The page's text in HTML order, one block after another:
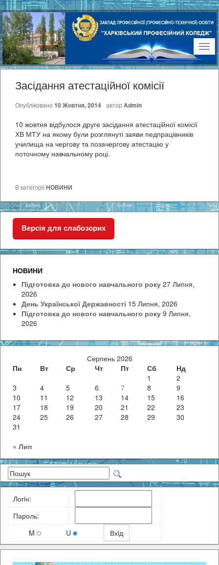
Засідання атестаційної комісії
Опубліковано 10 Жовтня, 2014 автор Admin
10 жовтня відбулося друге засідання атестаційної комісії
ХВ МТУ на якому були розглянуті заяви педпрацівників
училища на чергову та позачергову атестацію у
поточному навчальному році.
В категоріїНОВИНИ
Версія для слабозорих
НОВИНИ
Підготовка до нового навчального року 27 Липня,
2026
День Української Державності 15 Липня, 2026
Підготовка до нового навчального року 9 Липня,
2026
Серпень 2026
Пн
Вт Ср Чт Пт Сб
Нд
1
2
3
4 5 6 7 8
9
10
11 12 13 14 15
16
17
18 19 20 21 22
23
24
25 26 27 28 29
30
31
« Лип
Логiн:
Пароль:
M
U